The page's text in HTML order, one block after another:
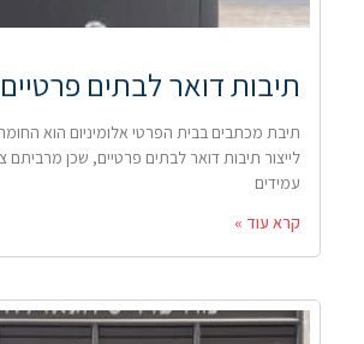
תיבות דואר לבתים פרטיים
תיבת מכתבים בבית הפרטי אלומיניום הוא
לייצור תיבות דואר לבתים פרטיים, שכן מרביתם
עמידים
קרא עוד »